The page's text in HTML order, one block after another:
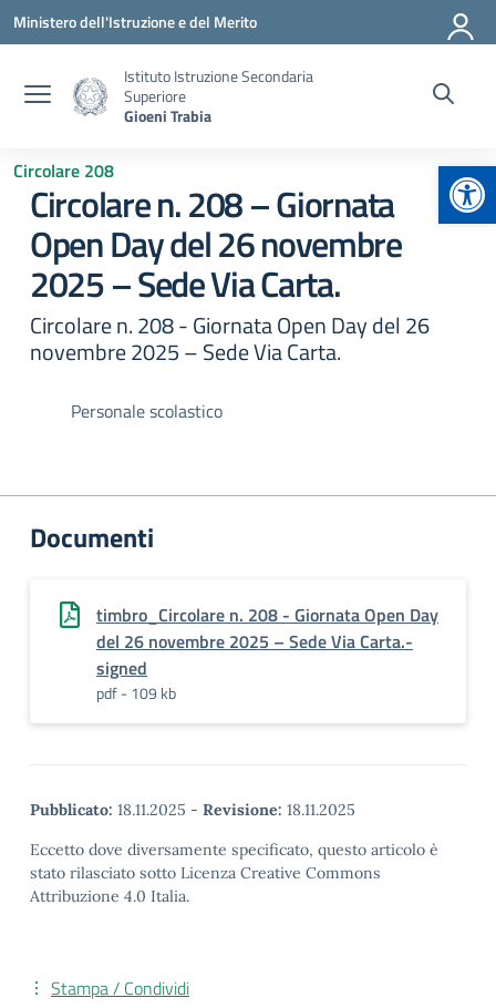
Vai ai contenuti
Vai al menu di navigazione
Vai al footer
Ministero dell'Istruzione e del Merito
Istituto Istruzione Secondaria
Superiore
Gioeni Trabia
Circolare 208
Circolare n. 208 – Giornata
Open Day del 26 novembre
2025 – Sede Via Carta.
Circolare n. 208 - Giornata Open Day del 26
novembre 2025 – Sede Via Carta.
Personale scolastico
Documenti
timbro_Circolare n. 208 - Giornata Open Day
del 26 novembre 2025 – Sede Via Carta.-
signed
pdf - 109 kb
Pubblicato: 18.11.2025 - Revisione: 18.11.2025
Eccetto dove diversamente specificato, questo articolo è
stato rilasciato sotto Licenza Creative Commons
Attribuzione 4.0 Italia.
Stampa / Condividi